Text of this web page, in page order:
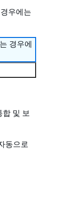
우에는
경우에
합 및 보
동으로